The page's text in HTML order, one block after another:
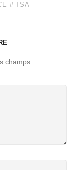
TSA
champs